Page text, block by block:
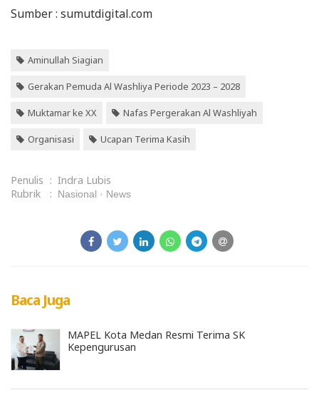
Sumber : sumutdigital.com
Aminullah Siagian
Gerakan Pemuda Al Washliya Periode 2023 – 2028
Muktamar ke XX Nafas Pergerakan Al Washliyah
Organisasi Ucapan Terima Kasih
Penulis : Indra Lubis
Rubrik
: Nasional News
Baca Juga
MAPEL Kota Medan Resmi Terima SK
Kepengurusan